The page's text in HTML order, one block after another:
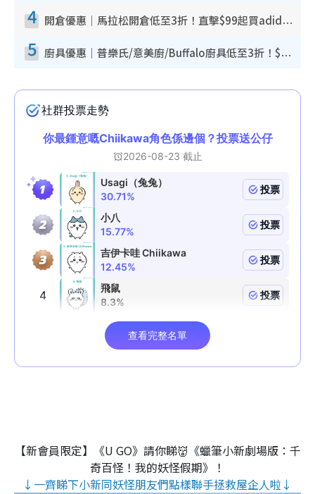
4 開倉優惠｜馬拉松開倉低至3折！直擊$99起買adidas／New Balance／Puma鞋款 STANLEY保溫杯劈價至$119起
5 廚具優惠｜普樂氏/意美廚/Buffalo廚具低至3折！$89起買煎鍋／炒鑊／個人鍋 同場小家電激減至$99起
【新會員限定】《U GO》請你睇👹《蠟筆小新劇場版：千
奇百怪！我的妖怪假期》！
↓一齊睇下小新同妖怪朋友們點樣聯手拯救屋企人啦↓